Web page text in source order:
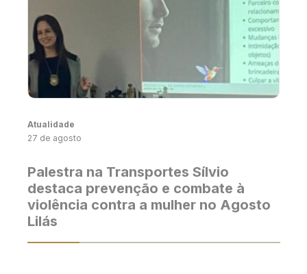
Atualidade
27 de agosto
Palestra na Transportes Sílvio
destaca prevenção e combate à
violência contra a mulher no Agosto
Lilás